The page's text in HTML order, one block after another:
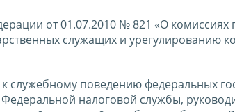
от 01.07.2010 № 821 «О
служащих и урегулированию
поведению федеральных
налоговой службы,